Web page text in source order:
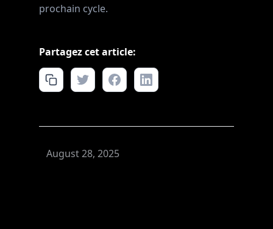
prochain cycle.
Partagez cet article:
August 28, 2025